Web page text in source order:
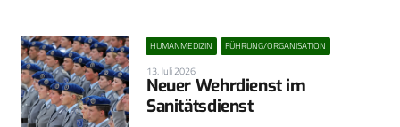
HUMANMEDIZIN FÜHRUNG/ORGANISATION
13. Juli 2026
Neuer Wehrdienst im
Sanitätsdienst